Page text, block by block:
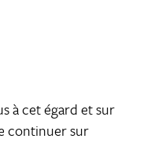
à cet égard et sur
continuer sur